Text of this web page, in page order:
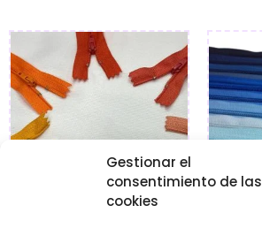
Gestionar el
consentimiento de las
cookies